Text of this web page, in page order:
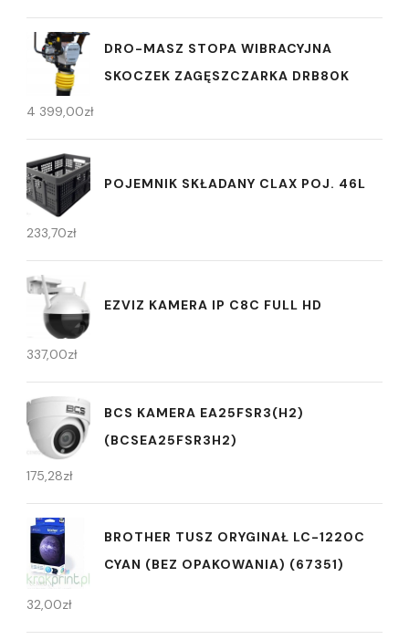
DRO-MASZ STOPA WIBRACYJNA
SKOCZEK ZAGĘSZCZARKA DRB80K
4 399,00zł
POJEMNIK SKŁADANY CLAX POJ. 46L
233,70zł
EZVIZ KAMERA IP C8C FULL HD
337,00zł
BCS KAMERA EA25FSR3(H2)
(BCSEA25FSR3H2)
175,28zł
BROTHER TUSZ ORYGINAŁ LC-1220C
CYAN (BEZ OPAKOWANIA) (67351)
32,00zł